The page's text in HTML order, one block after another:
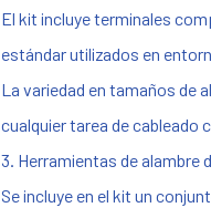
El kit incluye terminales
estándar utilizados en
La variedad en tamaños de
cualquier tarea de cableado
3. Herramientas de alambre
Se incluye en el kit un